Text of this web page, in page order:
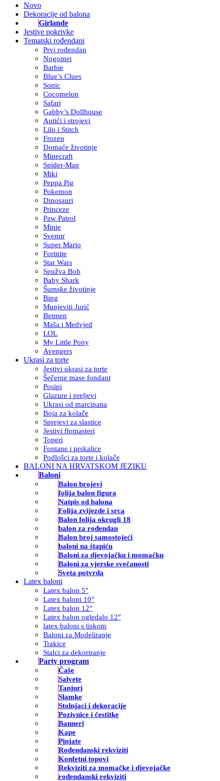
Novo
Dekoracije od balona
Girlande
Jestive pokrivke
Tematski rođendani
Prvi rođendan
Nogomet
Barbie
Blue’s Clues
Sonic
Cocomelon
Safari
Gabby’s Dollhouse
Autići i strojevi
Lilo i Stitch
Frozen
Domaće životinje
Minecraft
Spider-Man
Miki
Peppa Pig
Pokemon
Dinosauri
Princeze
Paw Patrol
Minie
Svemir
Super Mario
Fortnite
Star Wars
Spužva Bob
Baby Shark
Šumske životinje
Bing
Munjeviti Jurić
Betmen
Maša i Medvjed
LOL
My Little Pony
Avengers
Ukrasi za torte
Jestivi ukrasi za torte
Šečerne mase fondant
Posipi
Glazure i preljevi
Ukrasi od marcipana
Boja za kolače
Sprejevi za slastice
Jestivi flomasteri
Toperi
Fontane i prskalice
Podlošci za torte i kolače
BALONI NA HRVATSKOM JEZIKU
Baloni
Balon brojevi
folija balon figura
Natpis od balona
Folija zvijezde i srca
Balon folija okrugli 18
balon za rođendan
Balon broj samostojeći
baloni na štapiću
Baloni za djevojačku i momačku
Baloni za vjerske svečanosti
Sveta potvrda
Latex baloni
Latex balon 5″
Latex baloni 10″
Latex balon 12″
Latex balon ogledalo 12″
latex baloni s tiskom
Baloni za Modeliranje
Trakice
Stalci za dekoriranje
Party program
Čaše
Salvete
Tanjuri
Slamke
Stolnjaci i dekoracije
Pozivnice i čestitke
Banneri
Kape
Pinjate
Rođendanski rekviziti
Konfetni topovi
Rekviziti za momačke i djevojačke
rođendanski rekviziti